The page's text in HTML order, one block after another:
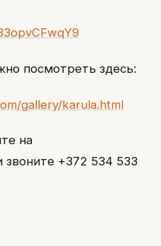
посмотреть здесь:
gallery/karula.html
на
звоните +372 534 533